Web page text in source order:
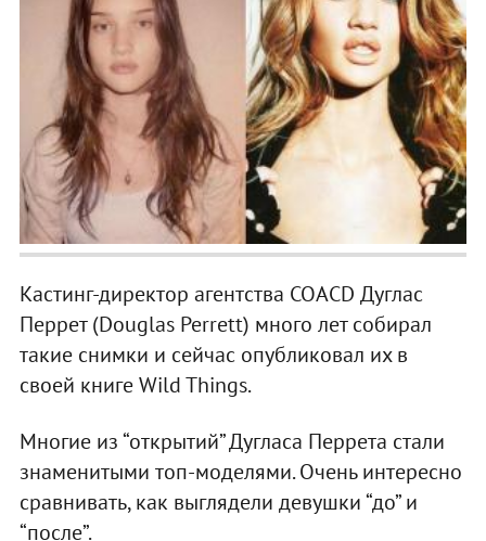
Кастинг-директор агентства COACD Дуглас
Перрет (Douglas Perrett) много лет собирал
такие снимки и сейчас опубликовал их в
своей книге Wild Things.
Многие из “открытий” Дугласа Перрета стали
знаменитыми топ-моделями. Очень интересно
сравнивать, как выглядели девушки “до” и
“после”.